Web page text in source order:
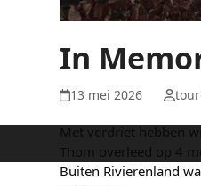
In
13 mei 2026
Met verdriet hebben
Thom overleed op 4
Buiten Rivierenland